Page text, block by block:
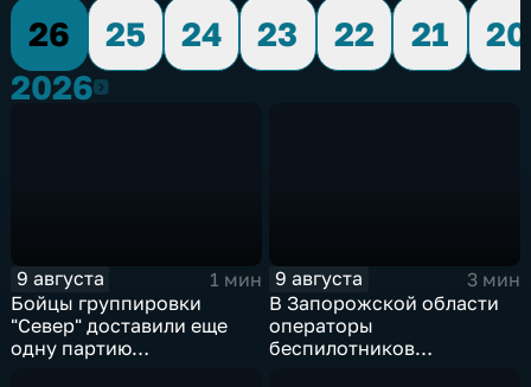
26
25 24 23 22 21
20
20262026
9 августа
1 мин
Бойцы группировки
"Север" доставили еще
одну партию
9 августа
3 мин
В Запорожской области
операторы
беспилотников